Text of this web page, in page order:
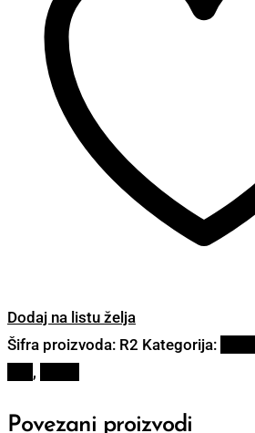
Dodaj na listu želja
Šifra proizvoda: R2 Kategorija:
,
Povezani proizvodi